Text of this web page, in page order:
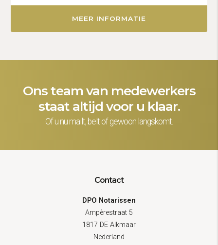
MEER INFORMATIE
Ons team van medewerkers
staat altijd voor u klaar.
Of u nu mailt, belt of gewoon langskomt.
Contact
DPO Notarissen
Ampèrestraat 5
1817 DE Alkmaar
Nederland